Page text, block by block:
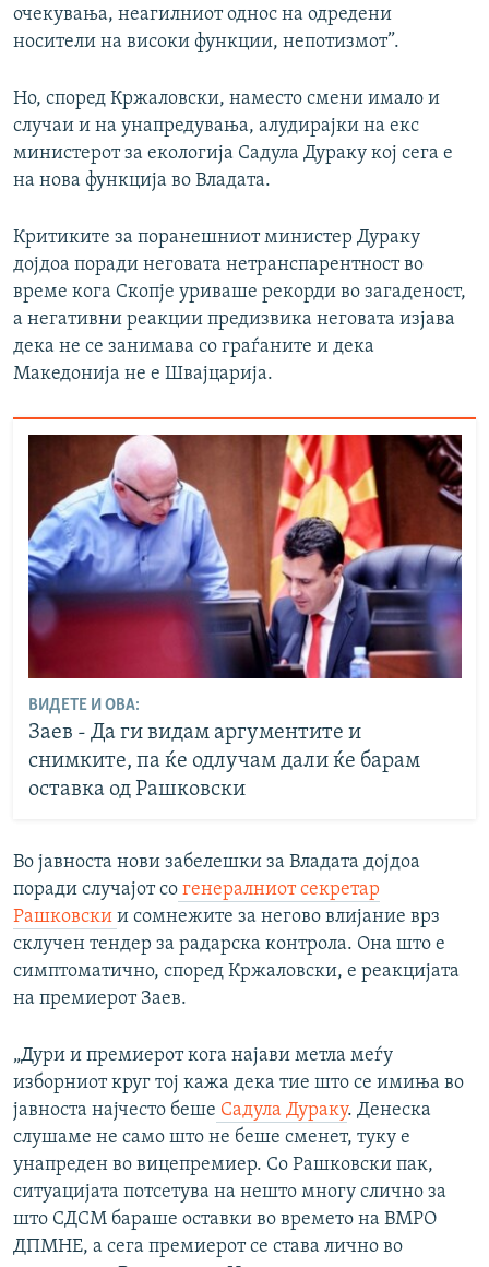
очекувања, неагилниот однос на одредени
носители на високи функции, непотизмот”.
Но, според Кржаловски, наместо смени имало и
случаи и на унапредувања, алудирајки на екс
министерот за екологија Садула Дураку кој сега е
на нова функција во Владата.
Критиките за поранешниот министер Дураку
дојдоа поради неговата нетранспарентност во
време кога Скопје уриваше рекорди во загаденост,
а негативни реакции предизвика неговата изјава
дека не се занимава со граѓаните и дека
Македонија не е Швајцарија.
ВИДЕТЕ И ОВА:
Заев - Да ги видам аргументите и
снимките, па ќе одлучам дали ќе барам
оставка од Рашковски
Во јавноста нови забелешки за Владата дојдоа
поради случајот со генералниот секретар
Рашковски и сомнежите за негово влијание врз
склучен тендер за радарска контрола. Она што е
симптоматично, според Кржаловски, е реакцијата
на премиерот Заев.
„Дури и премиерот кога најави метла меѓу
изборниот круг тој кажа дека тие што се имиња во
јавноста најчесто беше Садула Дураку. Денеска
слушаме не само што не беше сменет, туку е
унапреден во вицепремиер. Со Рашковски пак,
ситуацијата потсетува на нешто многу слично за
што СДСМ бараше оставки во времето на ВМРО
ДПМНЕ, а сега премиерот се става лично во